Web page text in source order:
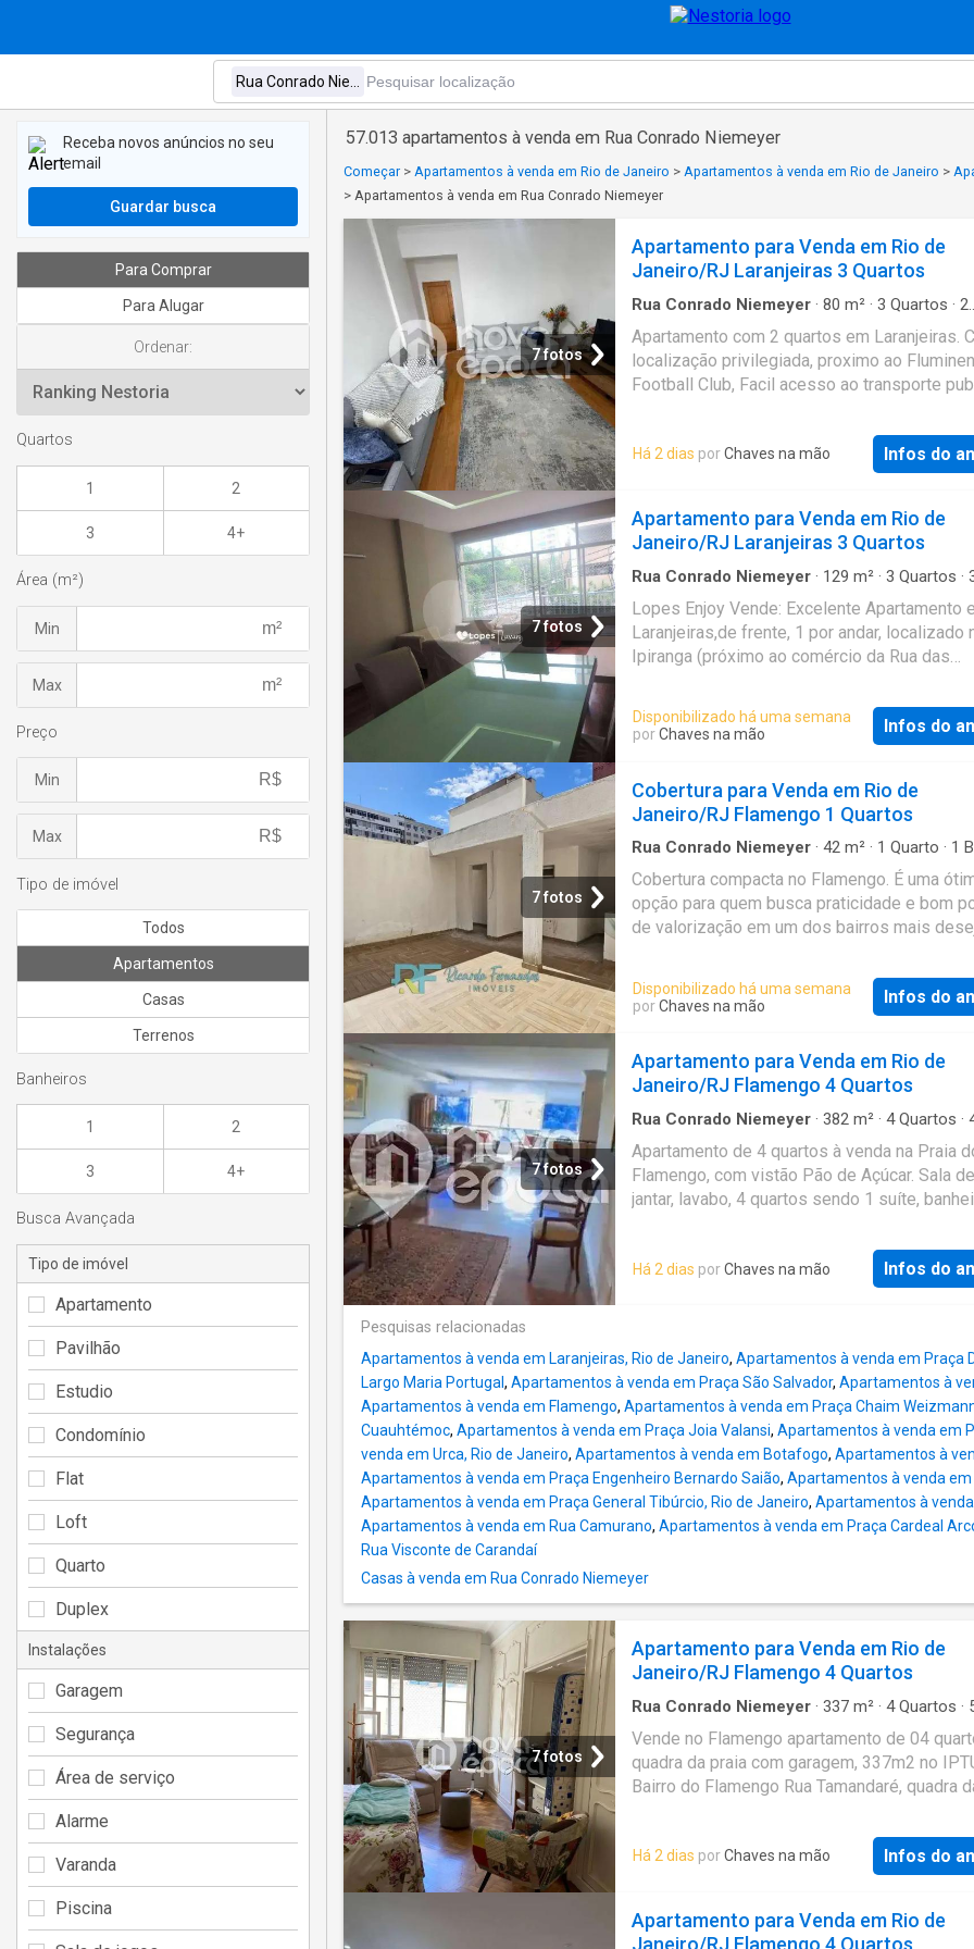
57.013 apartamentos à venda em Rua Conrado Niemeyer
Começar > Apartamentos à venda em Rio de Janeiro > Apartamentos à venda em Rio de Janeiro >
> Apartamentos à venda em Rua Conrado Niemeyer
7 fotos
Apartamento para Venda em Rio de
Janeiro/RJ Laranjeiras 3 Quartos
Rua Conrado Niemeyer · 80 m² · 3 Quartos · 2
·Alarme
Apartamento com 2 quartos em Laranjeiras.
localização privilegiada, proximo ao
Football Club, Facil acesso ao transporte
restaurantes, possibilitando fazer 'tudo' a
Apartamento possui ampla sala bem
cozinha com area de serviço e dependencia
condominio é muito bem administrado, possui
portaria 24 horas circuito de segurança com
cameras de vigilância proporcionando
tranquilidade e bicicletário. c1fab Referência:
FL3AP119120
Há 2 dias porChaves na mão Infos do
7 fotos
Apartamento para Venda em Rio de
Janeiro/RJ Laranjeiras 3 Quartos
Rua Conrado Niemeyer · 129 m² · 3 Quartos ·
serviço
Lopes Enjoy Vende: Excelente Apartamento
Laranjeiras,de frente, 1 por andar, localizado
Ipiranga (próximo ao comércio da Rua das
poucos minutos do metrô). Composto de
ambientes, três quartos (sendo 1 suíte com
os outros com marcenaria projetada,
cooktop, área de serviço com dependência de
empregada completa, todas as janelas com
esquadrias de alumínio recém trocadas,
dois banheiros. Ótima planta com cômodos
bem distribuídos. Apartamento muito claro e
Documentação perfeita! Aceita
Referência: AP19649
Disponibilizado há uma semana
porChaves na mão Infos do
7 fotos
Cobertura para Venda em Rio de
Janeiro/RJ Flamengo 1 Quartos
Rua Conrado Niemeyer · 42 m² · 1 Quarto · 1
Área de
Sala multiuso
Cobertura compacta no Flamengo. É uma
opção para quem busca praticidade e bom
de valorização em um dos bairros mais
oferece uma planta funcional e bem
quarto confortável, sala, banheiro social,
perfeito para relaxar, receber amigos ou criar
espaço ao ar livre com a sua identidade. Uma
cobertura que une charme, privacidade e
vida urbano ideal tanto para morar quanto
investir. O prédio complementa a
um terraço comum completo, equipado com
churrasqueira, freezer, mesa de sinuca,
verdadeira área de lazer sem sair de no
escolher praticidade, qualidade de vida e
do Flamengo, ideal para lazer ao ar li
Disponibilizado há uma semana
porChaves na mão Infos do
7 fotos
Apartamento para Venda em Rio de
Janeiro/RJ Flamengo 4 Quartos
Rua Conrado Niemeyer · 382 m² · 4Quartos ·
de serviço·Alarme
Apartamento de 4 quartos à venda na Praia
Flamengo, com vistão Pão de Açúcar. Sala
jantar, lavabo, 4 quartos sendo 1 suíte,
dependências completas e 2 dispensas.
repleto de armários. 1 vaga na escriturada.
Há 2 dias porChaves na mão Infos do
Pesquisas relacionadas
Apartamentos à venda em Laranjeiras, Rio de Janeiro, Apartamentos à venda em Praça
Largo Maria Portugal , Apartamentos à venda em Praça São Salvador, Apartamentos à
Apartamentos à venda em Flamengo, Apartamentos à venda em Praça Chaim
Cuauhtémoc, Apartamentos à venda em Praça Joia Valansi, Apartamentos à venda em
venda em Urca, Rio de Janeiro, Apartamentos à venda em Botafogo, Apartamentos à
Apartamentos à venda em Praça Engenheiro Bernardo Saião, Apartamentos à venda em
Apartamentos à venda em Praça General Tibúrcio, Rio de Janeiro, Apartamentos à
Apartamentos à venda em Rua Camurano, Apartamentos à venda em Praça Cardeal
Rua Visconte de Carandaí
Casas à venda em Rua Conrado Niemeyer
7 fotos
Apartamento para Venda em Rio de
Janeiro/RJ Flamengo 4 Quartos
Rua Conrado Niemeyer · 337 m² · 4Quartos ·
Garagem· Área de serviço ·Alarme
Vende no Flamengo apartamento de 04
quadra da praia com garagem, 337m2 no
Bairro do Flamengo Rua Tamandaré, quadra
prédio de frente ampla, jardim idealizado
Marx, apartamento um por andar, salão
mais de um ambiente, varanda interna,
dependências completas uma vaga de
Há 2 dias porChaves na mão Infos do
Apartamento para Venda em Rio de
Janeiro/RJ Flamengo 4 Quartos
Receba novos anúncios no seu
email
Guardar busca
Para Comprar
Para Alugar
Ordenar:
Quartos
1 2
3 4+
Área (m²)
Min
Max
Preço
Min
Max
Tipo de imóvel
Todos
Apartamentos
Casas
Terrenos
Banheiros
1 2
3 4+
Busca Avançada
Tipo de imóvel
Apartamento
Pavilhão
Estudio
Condomínio
Flat
Loft
Quarto
Duplex
Instalações
Garagem
Segurança
Área de serviço
Alarme
Varanda
Piscina